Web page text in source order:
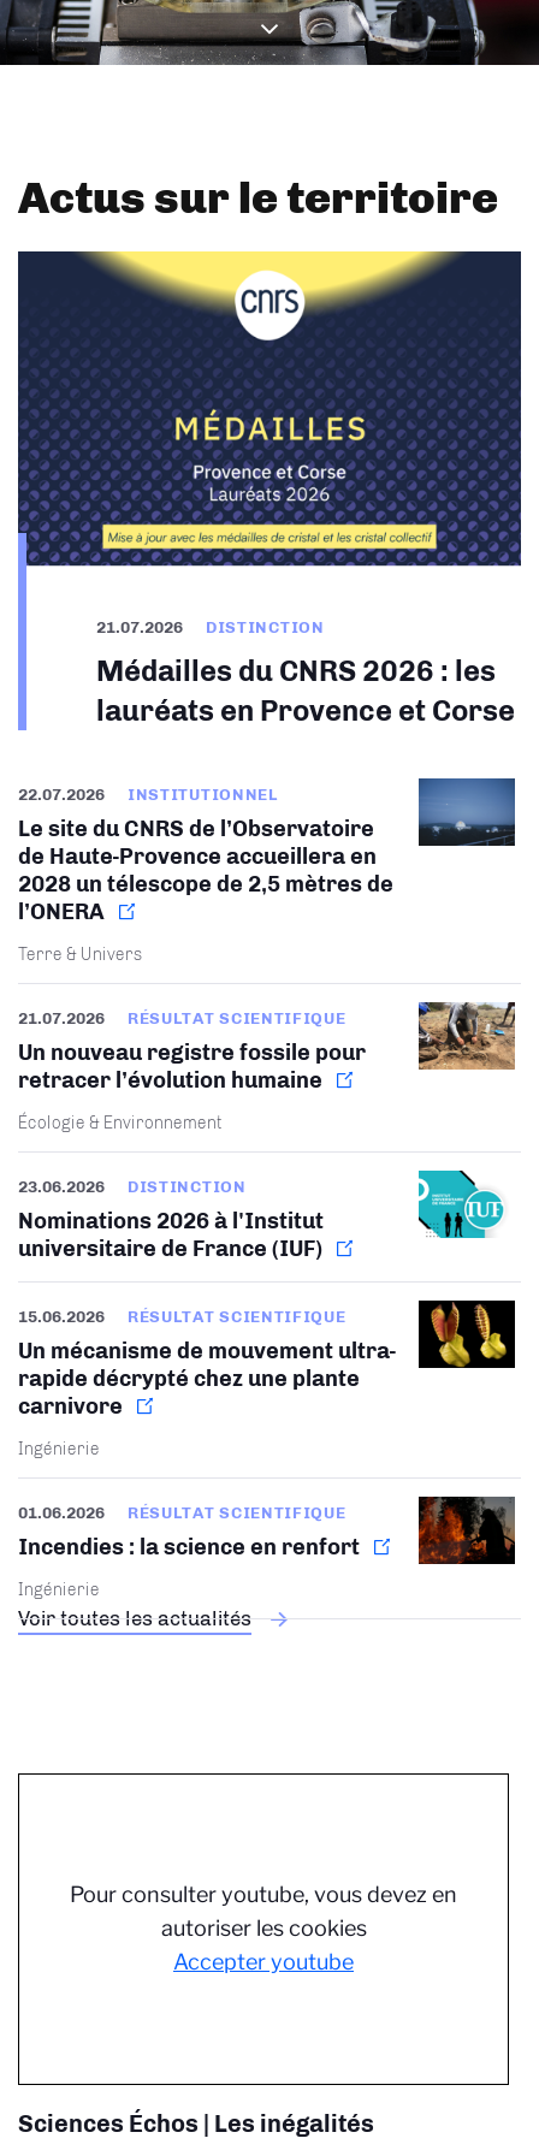
Actus sur le territoire
Voir toutes les actualités
21.07.2026 DISTINCTION
Médailles du CNRS 2026 : les
lauréats en Provence et Corse
22.07.2026 INSTITUTIONNEL
Le site du CNRS de l’Observatoire
de Haute-Provence accueillera en
2028 un télescope de 2,5 mètres de
l’ONERA
Terre & Univers
21.07.2026 RÉSULTAT SCIENTIFIQUE
Un nouveau registre fossile pour
retracer l’évolution humaine
Écologie & Environnement
23.06.2026 DISTINCTION
Nominations 2026 à l'Institut
universitaire de France (IUF)
15.06.2026 RÉSULTAT SCIENTIFIQUE
Un mécanisme de mouvement ultra-
rapide décrypté chez une plante
carnivore
Ingénierie
01.06.2026 RÉSULTAT SCIENTIFIQUE
Incendies : la science en renfort
Ingénierie
Pour consulter youtube, vous devez en
autoriser les cookies
Accepter youtube
Sciences Échos | Les inégalités